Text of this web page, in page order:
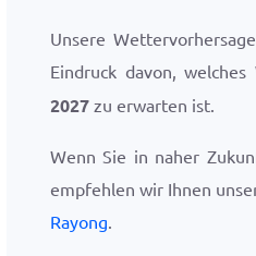
Unsere
Eindruck davon, welches
2027 zu erwarten ist.
Wenn Sie in naher
empfehlen wir Ihnen
Rayong.